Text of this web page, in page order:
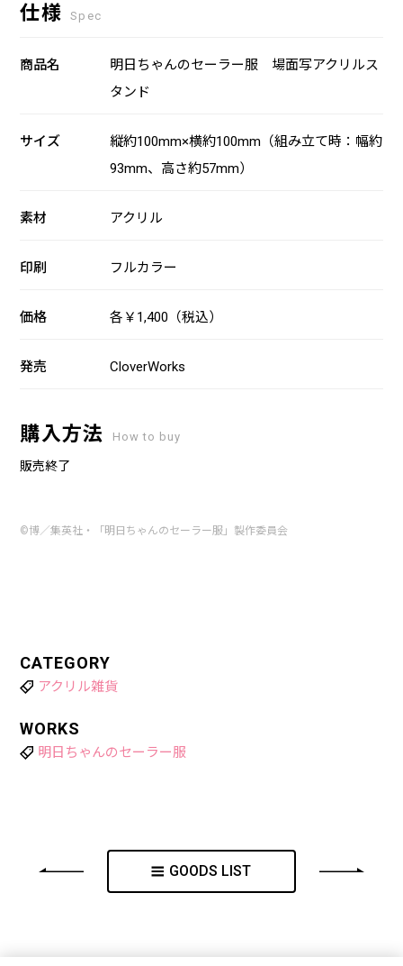
仕様 Spec
商品名
明日ちゃんのセーラー服 場面写アクリルス
タンド
サイズ
縦約100mm×横約100mm（組み立て時：幅約
93mm、高さ約57mm）
素材 アクリル
印刷 フルカラー
価格 各￥1,400（税込）
発売 CloverWorks
購入方法 How to buy
販売終了
©博／集英社・「明日ちゃんのセーラー服」製作委員会
CATEGORY
アクリル雑貨
WORKS
明日ちゃんのセーラー服
GOODS LIST